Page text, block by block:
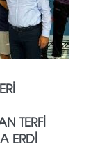
TERFI
ERDI